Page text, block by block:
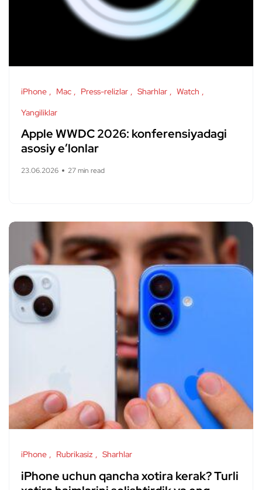
iPhone Mac Press-relizlar Sharhlar
Watch
Yangiliklar
Apple WWDC 2026: konferensiyadagi
asosiy e’lonlar
23.06.2026 27 min read
iPhone Rubrikasiz Sharhlar
iPhone uchun qancha xotira kerak? Turli